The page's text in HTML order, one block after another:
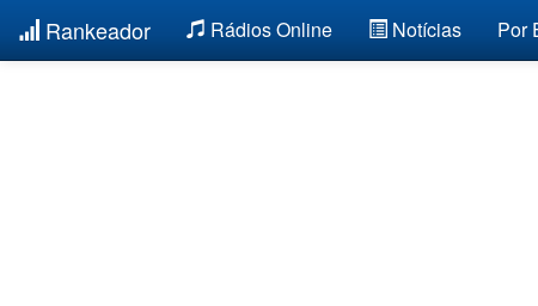
Rankeador Rádios Online Notícias Por